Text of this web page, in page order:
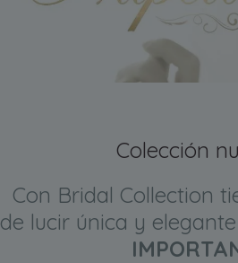
Colección
Con Bridal Collection
de lucir única y